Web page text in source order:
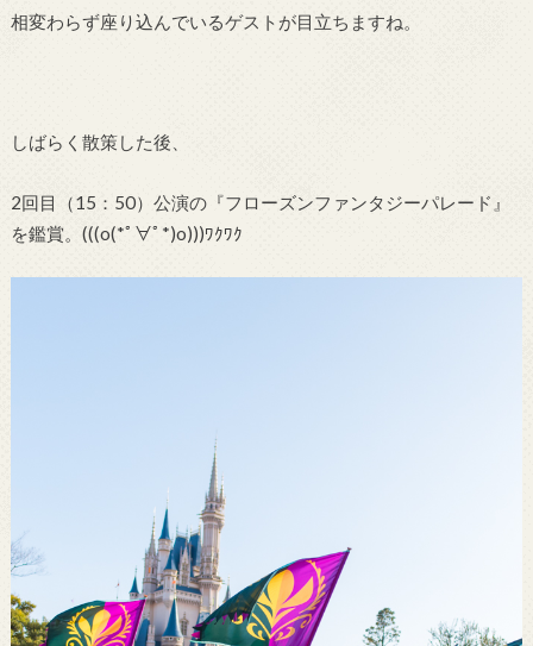
相変わらず座り込んでいるゲストが目立ちますね。
しばらく散策した後、
2回目（15：50）公演の『フローズンファンタジーパレード』
を鑑賞。(((o(*ﾟ∀ﾟ*)o)))ﾜｸﾜｸ